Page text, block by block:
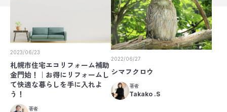
2023/06/23
札幌市住宅エコリフォーム補助
金門始！｜お得にリフォームし
て快適な暮らしを手に入れよ
う！
著者
2022/06/27
シマフクロウ
著者
Takako .S